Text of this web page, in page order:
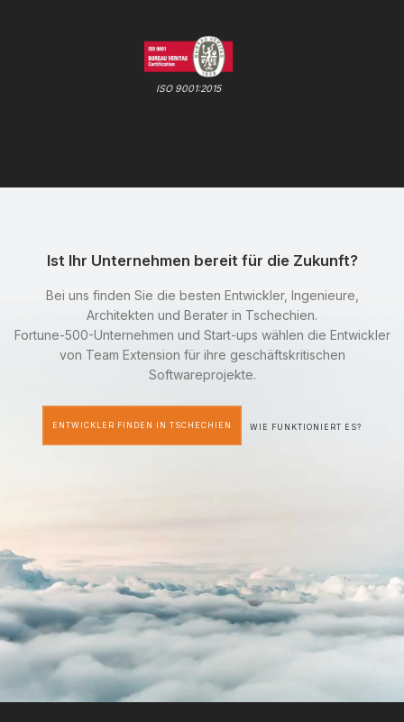
ISO 9001:2015
Ist Ihr Unternehmen bereit für die Zukunft?
Bei uns finden Sie die besten Entwickler, Ingenieure,
Architekten und Berater in Tschechien.
Fortune-500-Unternehmen und Start-ups wählen die Entwickler
von Team Extension für ihre geschäftskritischen
Softwareprojekte.
ENTWICKLER FINDEN IN TSCHECHIEN WIE FUNKTIONIERT ES?